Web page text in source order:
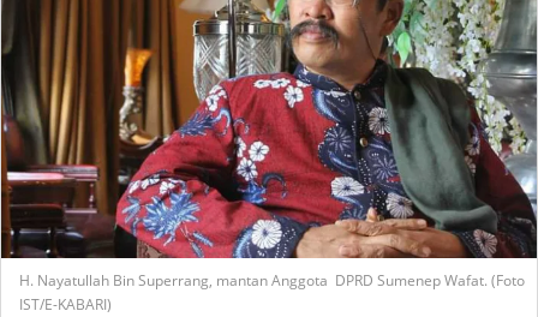
H. Nayatullah Bin Superrang, mantan Anggota DPRD Sumenep Wafat. (Foto
IST/E-KABARI)